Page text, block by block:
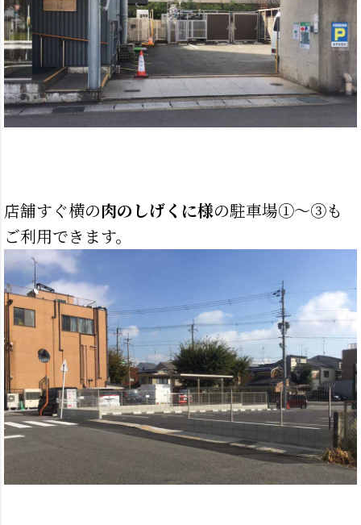
店舗すぐ横の肉のしげくに様の駐車場①～③も
ご利用できます。